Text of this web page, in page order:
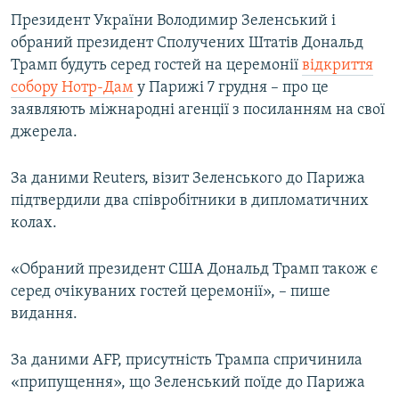
КТАТ
ДОЛУЧАЙСЯ!
Усі сайти RFE/RL
Президент України Володимир Зеленський і
обраний президент Сполучених Штатів Дональд
Трамп будуть серед гостей на церемонії відкриття
собору Нотр-Дам у Парижі 7 грудня – про це
заявляють міжнародні агенції з посиланням на свої
джерела.
За даними Reuters, візит Зеленського до Парижа
підтвердили два співробітники в дипломатичних
колах.
«Обраний президент США Дональд Трамп також є
серед очікуваних гостей церемонії», – пише
видання.
За даними AFP, присутність Трампа спричинила
«припущення», що Зеленський поїде до Парижа